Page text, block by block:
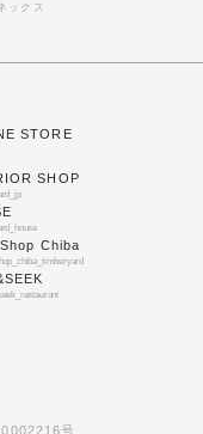
ックス
STORE
SHOP
Chiba
号